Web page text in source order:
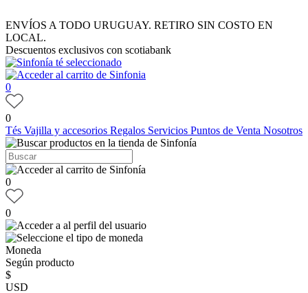
ENVÍOS A TODO URUGUAY. RETIRO SIN COSTO EN
LOCAL.
Descuentos exclusivos con scotiabank
0
0
Tés Vajilla y accesorios Regalos Servicios Puntos de Venta Nosotros
0
0
Moneda
Según producto
$
USD